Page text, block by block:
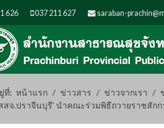
626 037 211 627 saraban-
ที่: หน้าแรก ข่าวสาร ข่าวจากเรา
สจ.ปราจีนบุรี' นำคณะร่วมพิธีถวายราชสักก